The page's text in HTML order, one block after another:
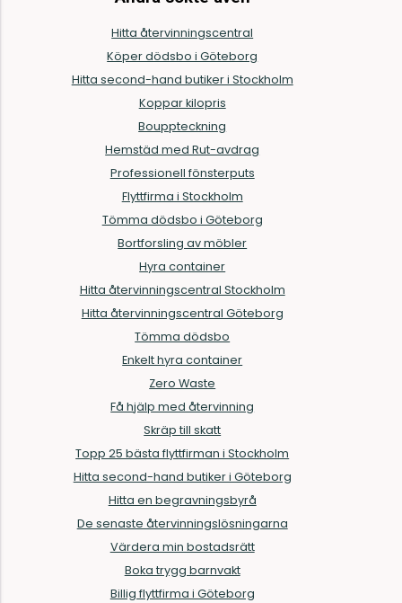
Hitta återvinningscentral
Köper dödsbo i Göteborg
Hitta second-hand butiker i Stockholm
Koppar kilopris
Bouppteckning
Hemstäd med Rut-avdrag
Professionell fönsterputs
Flyttfirma i Stockholm
Tömma dödsbo i Göteborg
Bortforsling av möbler
Hyra container
Hitta återvinningscentral Stockholm
Hitta återvinningscentral Göteborg
Tömma dödsbo
Enkelt hyra container
Zero Waste
Få hjälp med återvinning
Skräp till skatt
Topp 25 bästa flyttfirman i Stockholm
Hitta second-hand butiker i Göteborg
Hitta en begravningsbyrå
De senaste återvinningslösningarna
Värdera min bostadsrätt
Boka trygg barnvakt
Billig flyttfirma i Göteborg